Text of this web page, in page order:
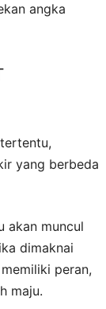
angka
yang berbeda
akan muncul
dimaknai
peran,
maju.